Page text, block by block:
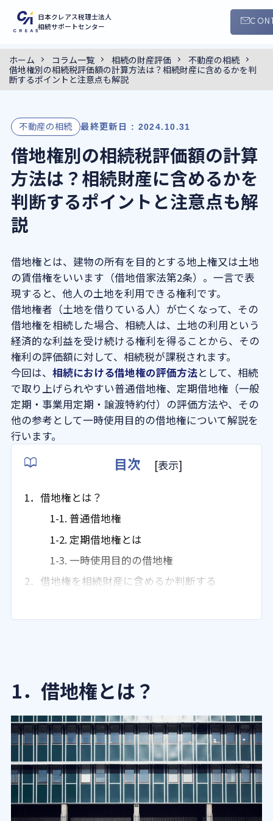
日本クレアス税理士法人
相続サポートセンター
0120-55-4145
9:00 ~ 18:30
手続きの流れ
クレアスの特徴
セミナー
よくある質問
法人概要
ホーム コラム一覧 相続の財産評価
不動産の相続
借地権別の相続税評価額の計算方法は？相続財産に含めるかを判
断するポイントと注意点も解説
不動産の相続 最終更新日 : 2024.10.31
借地権別の相続税評価額の計算
方法は？相続財産に含めるかを
判断するポイントと注意点も解
説
借地権とは、建物の所有を目的とする地上権又は土地
の賃借権をいいます（借地借家法第2条）。一言で表
現すると、他人の土地を利用できる権利です。
借地権者（土地を借りている人）が亡くなって、その
借地権を相続した場合、相続人は、土地の利用という
経済的な利益を受け続ける権利を得ることから、その
権利の評価額に対して、相続税が課税されます。
今回は、 相続における借地権の評価方法として、相続
で取り上げられやすい普通借地権、定期借地権（一般
定期・事業用定期・譲渡特約付）の評価方法や、その
他の参考として一時使用目的の借地権について解説を
行います。
目次 [表示]
1．借地権とは？
1-1. 普通借地権
1-2. 定期借地権とは
1-3. 一時使用目的の借地権
2．借地権を相続財産に含めるか判断する
2-1．建物を建てて所有するか否か
3．普通借地権の相続税評価額の計算
3-1．自用地の評価は“補正”が難し
い
3-2．借地権割合について
3-3．借地権割合のない土地があ
る？
4．定期借地権の相続税評価額の計算
1．借地権とは？